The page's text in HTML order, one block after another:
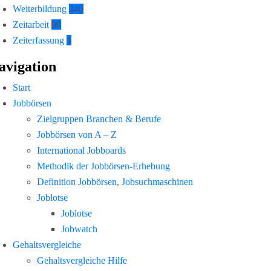
Weiterbildung 240
Zeitarbeit 90
Zeiterfassung 1
Start
Jobbörsen
Zielgruppen Branchen & Berufe
Jobbörsen von A – Z
International Jobboards
Methodik der Jobbörsen-Erhebung
Definition Jobbörsen, Jobsuchmaschinen
Joblotse
Joblotse
Jobwatch
Gehaltsvergleiche
Gehaltsvergleiche Hilfe